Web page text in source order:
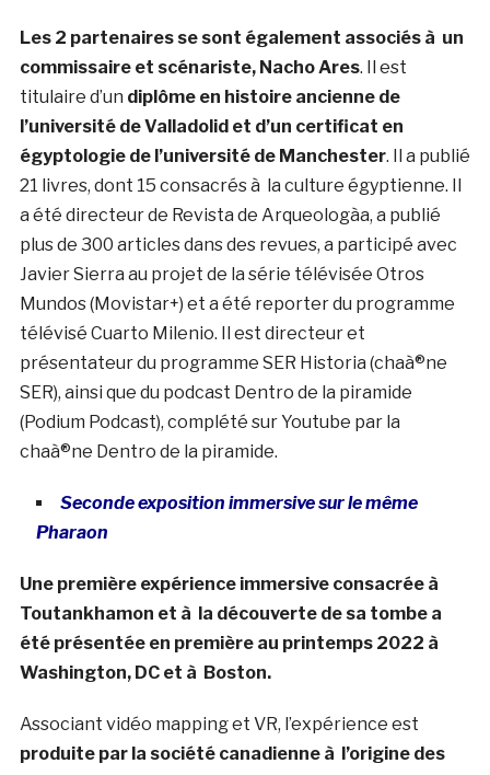
Les 2 partenaires se sont également associés à un
commissaire et scénariste, Nacho Ares. Il est
titulaire d’un diplôme en histoire ancienne de
l’université de Valladolid et d’un certificat en
égyptologie de l’université de Manchester. Il a publié
21 livres, dont 15 consacrés à la culture égyptienne. Il
a été directeur de Revista de Arqueologà­a, a publié
plus de 300 articles dans des revues, a participé avec
Javier Sierra au projet de la série télévisée Otros
Mundos (Movistar+) et a été reporter du programme
télévisé Cuarto Milenio. Il est directeur et
présentateur du programme SER Historia (chaà®ne
SER), ainsi que du podcast Dentro de la piramide
(Podium Podcast), complété sur Youtube par la
chaà®ne Dentro de la piramide.
Seconde exposition immersive sur le même
Pharaon
Une première expérience immersive consacrée à
Toutankhamon et à la découverte de sa tombe a
été présentée en première au printemps 2022 à
Washington, DC et à Boston.
Associant vidéo mapping et VR, l’expérience est
produite par la société canadienne à l’origine des